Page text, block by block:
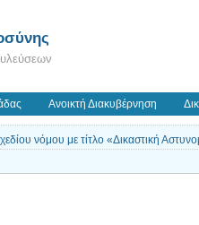
Ανοικτή Διακυβέρνηση
νόμου με τίτλο «Δικαστική